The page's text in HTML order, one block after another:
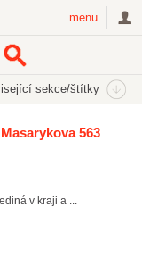
menu
sekce/štítky
563
v kraji a ...